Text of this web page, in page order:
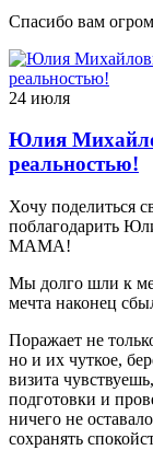
Спасибо вам
24 июля
Юлия
реальностью!
Хочу поделиться
поблагодарить
МАМА!
Мы долго шли к
мечта наконец
Поражает не
но и их чуткое,
визита
подготовки и
ничего не
сохранять